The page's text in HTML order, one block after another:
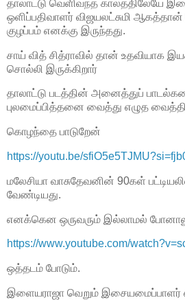
தாலாட்டு வெளிவந்த காலத்திலேயே
ஒளிப்பதிவாளர் விஜயலட்சுமி
குழப்பம் எனக்கு இருந்தது.
சாய் வித் சித்ராவில் தான் உதவியாக
சொல்லி இருக்கிறார்
தாலாட்டு படத்தின் அனைத்துப்
புலமைப்பித்தனை வைத்து எழுத
கொழந்தை பாடுறேன்
https://youtu.be/
மலேசியா வாசுதேவனின் 90கள்
வேண்டியது.
எனக்கென ஒருவரும் இல்லாமல்
https://www.youtube.com/
ஒத்தடம் போடும்.
இளையராஜா வெறும்